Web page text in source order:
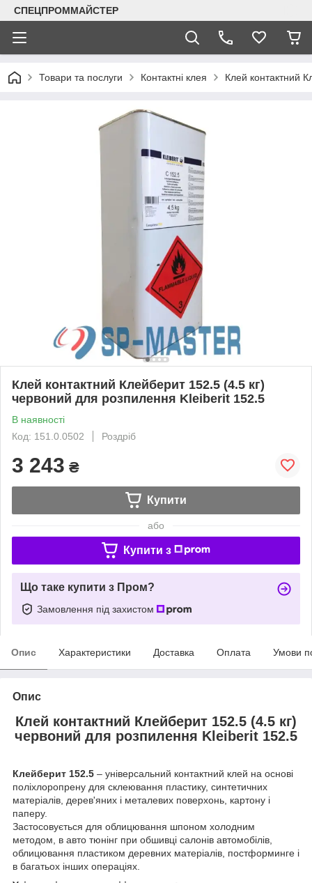
СПЕЦПРОММАЙСТЕР
Товари та послуги Контактні клея Клей контактний
Клей контактний Клейберит 152.5 (4.5 кг)
червоний для розпилення Kleiberit 152.5
В наявності
Код: 151.0.0502
Роздріб
3 243 ₴
Купити
або
Купити з
Що таке купити з Пром?
Замовлення під захистом
Опис Характеристики Доставка Оплата Умови
Опис
Клей контактний Клейберит 152.5 (4.5 кг)
червоний для розпилення Kleiberit 152.5
Клейберит 152.5 – універсальний контактний клей на основі
поліхлоропрену для склеювання пластику, синтетичних
матеріалів, дерев'яних і металевих поверхонь, картону і
паперу.
Застосовується для облицювання шпоном холодним
методом, в авто тюнінг при обшивці салонів автомобілів,
облицювання пластиком деревних матеріалів, постформинге і
в багатьох інших операціях.